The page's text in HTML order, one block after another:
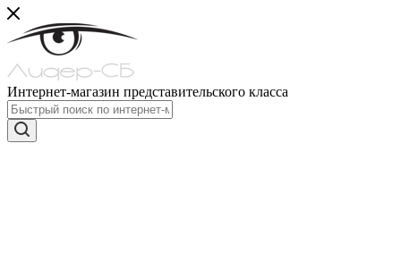
Интернет-магазин представительского класса